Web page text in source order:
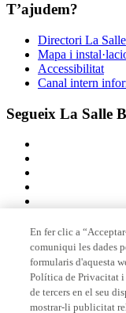
T’ajudem?
Directori La Salle
Mapa i
Accessibilitat
Canal intern
Segueix La Salle
Membre de
En fer clic a
comuniqui les dades
formularis d'aquesta
Política de Privacitat i
de tercers en el seu
mostrar-li publicitat